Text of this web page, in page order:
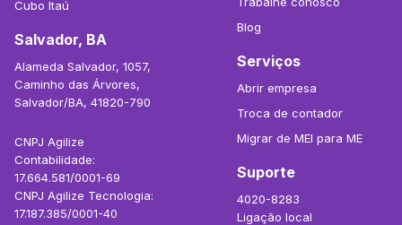
Cubo Itaú
Salvador, BA
Alameda Salvador, 1057,
Caminho das Árvores,
Salvador/BA, 41820-790
CNPJ Agilize
Contabilidade:
17.664.581/0001-69
CNPJ Agilize Tecnologia:
17.187.385/0001-40
Blog
Serviços
Abrir empresa
Troca de contador
Migrar de MEI para ME
Suporte
4020-8283
Ligação local